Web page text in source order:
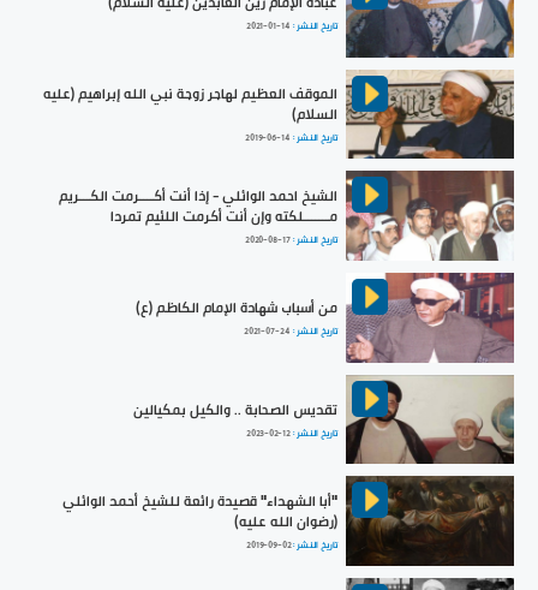
تاريخ النشر : 2021-01-14
الموقف العظيم لهاجر زوجة نبي الله إبراهيم (عليه
السلام)
تاريخ النشر : 2019-06-14
الشيخ احمد الوائلي - إذا أنت أكــــرمت الكـــريم
مـــــــلكته وإن أنت أكرمت اللئيم تمردا
تاريخ النشر :2020-08-17
من أسباب شهادة الإمام الكاظم (ع)
تاريخ النشر : 2021-07-24
تقديس الصحابة .. والكيل بمكيالين
تاريخ النشر :2023-02-12
"أبا الشهداء" قصيدة رائعة للشيخ أحمد الوائلي
(رضوان الله عليه)
تاريخ النشر :2019-09-02